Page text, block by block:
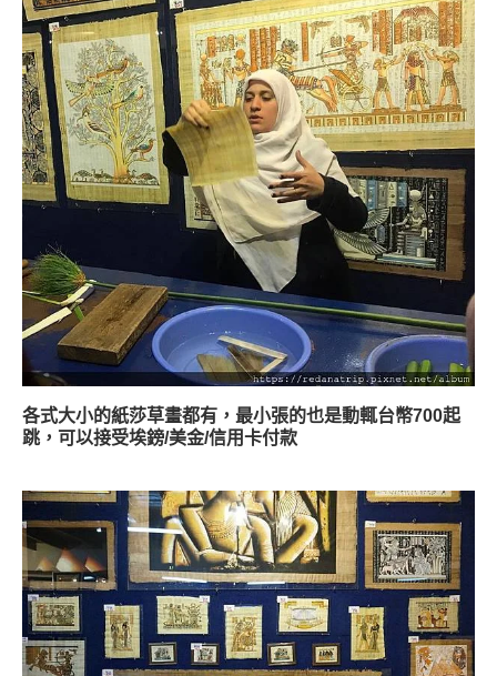
各式大小的紙莎草畫都有，最小張的也是動輒台幣700起
跳，可以接受埃鎊/美金/信用卡付款